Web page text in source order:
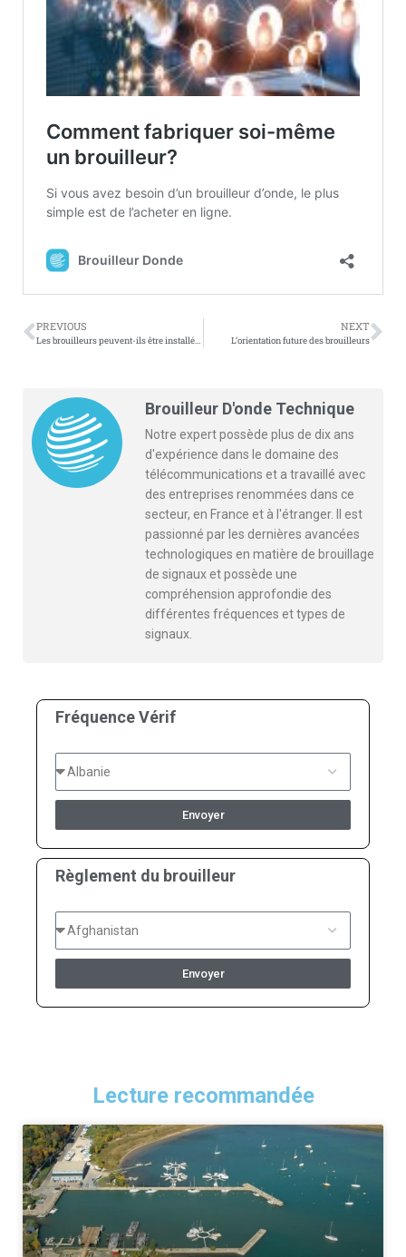
PREVIOUS NEXT
L’orientation future des brouilleurs
Brouilleur D'onde Technique
Notre expert possède plus de dix ans
d'expérience dans le domaine des
télécommunications et a travaillé avec
des entreprises renommées dans ce
secteur, en France et à l'étranger. Il est
passionné par les dernières avancées
technologiques en matière de brouillage
de signaux et possède une
compréhension approfondie des
différentes fréquences et types de
signaux.
Fréquence Vérif
Envoyer
Règlement du brouilleur
Envoyer
Lecture recommandée